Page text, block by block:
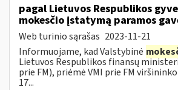
pagal Lietuvos Respublikos
mokesčio įstatymą paramos
Web turinio sąrašas 2023-11-21
Informuojame, kad Valstybinė
Lietuvos Respublikos finansų
prie FM), priėmė VMI prie FM
17...